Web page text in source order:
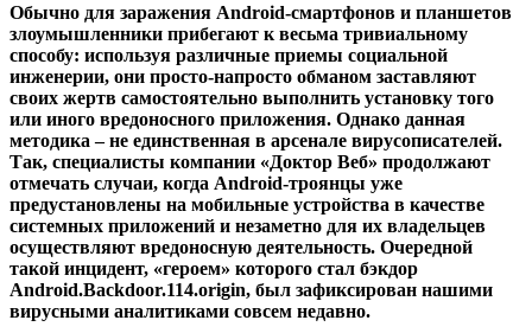
Обычно для заражения Android-смартфонов и планшетов
злоумышленники прибегают к весьма тривиальному
способу: используя различные приемы социальной
инженерии, они просто-напросто обманом заставляют
своих жертв самостоятельно выполнить установку того
или иного вредоносного приложения. Однако данная
методика – не единственная в арсенале вирусописателей.
Так, специалисты компании «Доктор Веб» продолжают
отмечать случаи, когда Android-троянцы уже
предустановлены на мобильные устройства в качестве
системных приложений и незаметно для их владельцев
осуществляют вредоносную деятельность. Очередной
такой инцидент, «героем» которого стал бэкдор
Android.Backdoor.114.origin, был зафиксирован нашими
вирусными аналитиками совсем недавно.